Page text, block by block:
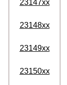
23147xx
23148xx
23149xx
23150xx